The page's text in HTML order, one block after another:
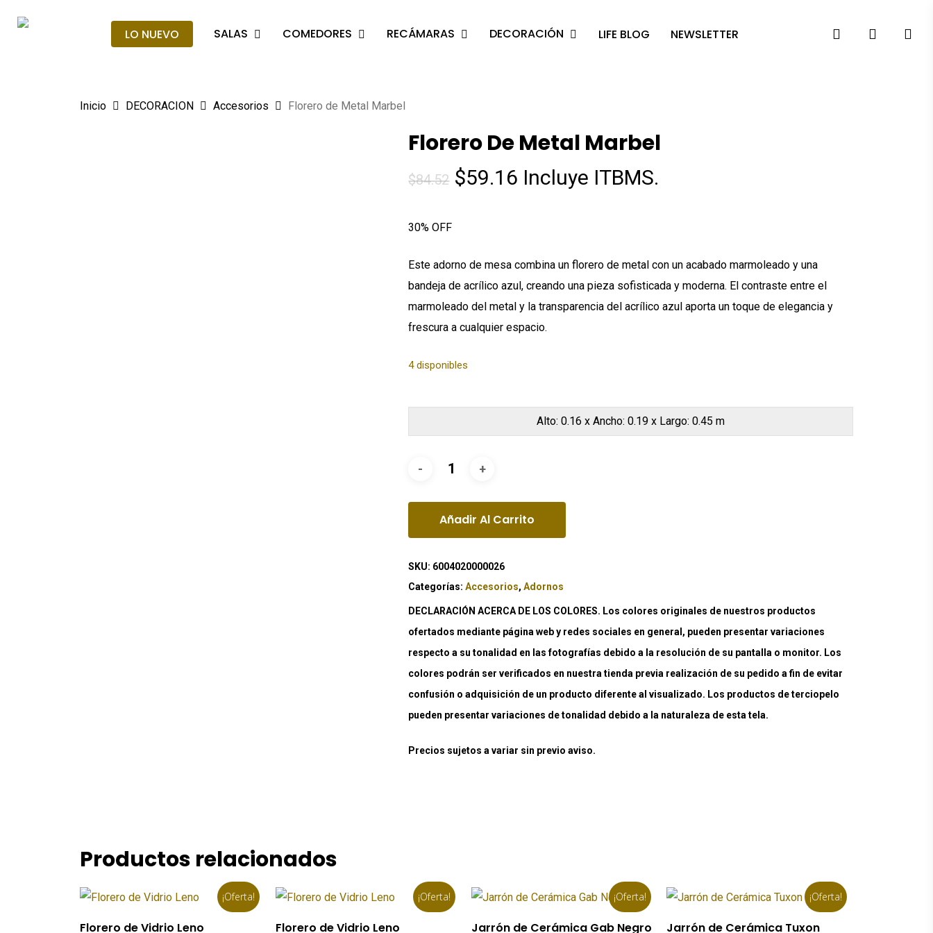
LO NUEVO SALAS COMEDORES RECÁMARAS DECORACIÓN LIFE BLOG NEWSLETTER search account
Inicio DECORACION Accesorios Florero de Metal Marbel
Florero De Metal Marbel
$84.52 El
$84.52.
$59.16 El
$59.16.
Incluye ITBMS.
30% OFF
Este adorno de mesa combina un florero de metal con un acabado marmoleado y una
bandeja de acrílico azul, creando una pieza sofisticada y moderna. El contraste entre el
marmoleado del metal y la transparencia del acrílico azul aporta un toque de elegancia y
frescura a cualquier espacio.
4 disponibles
Alto: 0.16 x Ancho: 0.19 x Largo: 0.45 m
Añadir Al Carrito
SKU: 6004020000026
Categorías:Accesorios,Adornos
DECLARACIÓN ACERCA DE LOS COLORES. Los colores originales de nuestros productos
ofertados mediante página web y redes sociales en general, pueden presentar variaciones
respecto a su tonalidad en las fotografías debido a la resolución de su pantalla o monitor. Los
colores podrán ser verificados en nuestra tienda previa realización de su pedido a fin de evitar
confusión o adquisición de un producto diferente al visualizado. Los productos de terciopelo
pueden presentar variaciones de tonalidad debido a la naturaleza de esta tela.
Precios sujetos a variar sin previo aviso.
Productos relacionados
¡Oferta!
Añadir Al Carrito
Florero de Vidrio Leno
¡Oferta!
Añadir Al Carrito
Florero de Vidrio Leno
¡Oferta!
Añadir Al Carrito
Jarrón de Cerámica Gab Negro
¡Oferta!
Añadir Al Carrito
Jarrón de Cerámica Tuxon